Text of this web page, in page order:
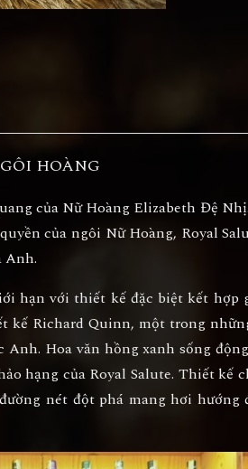
HOÀNG
của Nữ Hoàng Elizabeth Đệ
của ngôi Nữ Hoàng, Royal
Anh.
hạn với thiết kế đặc biệt kết hợp
kế Richard Quinn, một trong
Hoa văn hồng xanh sống
hạng của Royal Salute. Thiết kế
nét đột phá mang hơi hướng